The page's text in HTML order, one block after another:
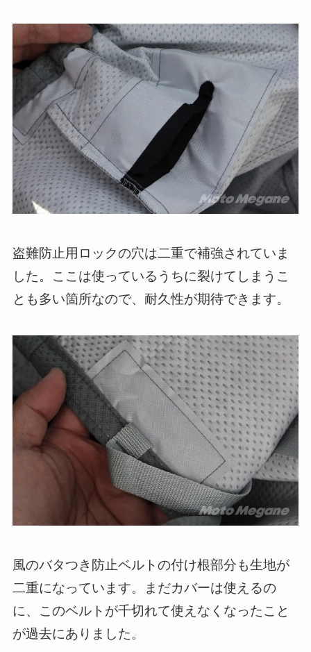
盗難防止用ロックの穴は二重で補強されていま
した。ここは使っているうちに裂けてしまうこ
とも多い箇所なので、耐久性が期待できます。
風のバタつき防止ベルトの付け根部分も生地が
二重になっています。まだカバーは使えるの
に、このベルトが千切れて使えなくなったこと
が過去にありました。